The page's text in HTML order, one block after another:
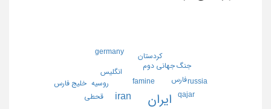
ايران iran
famine
قحطي
روسيه
انگليس
جنگ جهاني دوم
qajar
فارس
كردستان
russia خليج فارس
germany